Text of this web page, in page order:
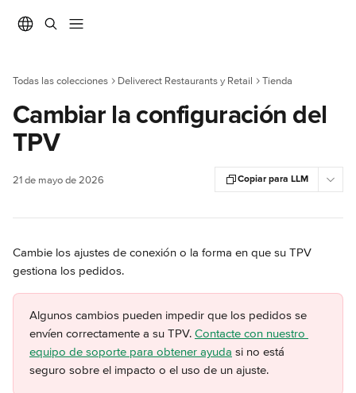
Todas las colecciones Deliverect Restaurants y Retail Tienda
Cambiar la configuración del
TPV
21 de mayo de 2026 Copiar para LLM
Cambie los ajustes de conexión o la forma en que su TPV
gestiona los pedidos.
Algunos cambios pueden impedir que los pedidos se
envíen correctamente a su TPV. Contacte con nuestro
equipo de soporte para obtener ayuda si no está
seguro sobre el impacto o el uso de un ajuste.